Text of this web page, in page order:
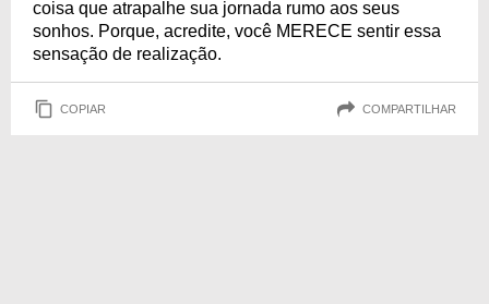
coisa que atrapalhe sua jornada rumo aos seus
sonhos. Porque, acredite, você MERECE sentir essa
sensação de realização.
COPIAR COMPARTILHAR